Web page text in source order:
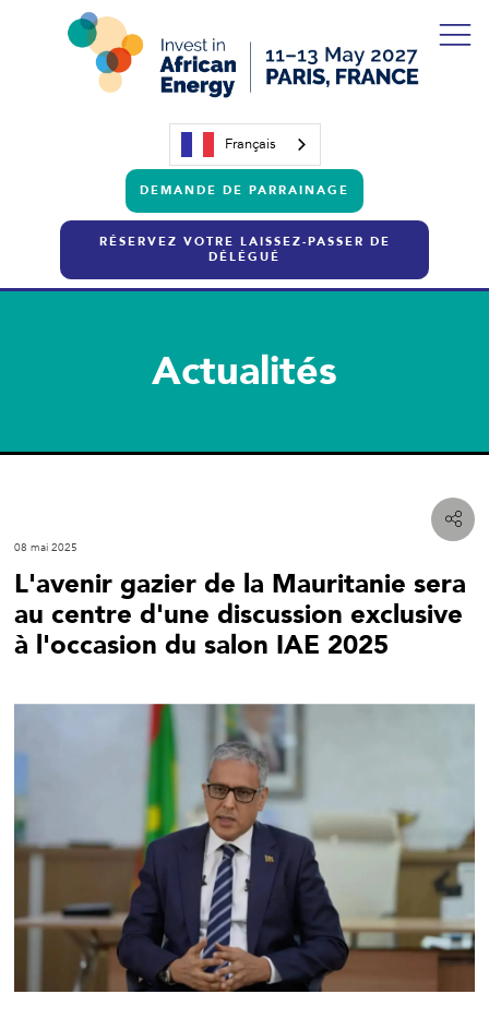
Français
DEMANDE DE PARRAINAGE
RÉSERVEZ VOTRE LAISSEZ-PASSER DE
DÉLÉGUÉ
Actualités
08 mai 2025
L'avenir gazier de la Mauritanie sera
au centre d'une discussion exclusive
à l'occasion du salon IAE 2025